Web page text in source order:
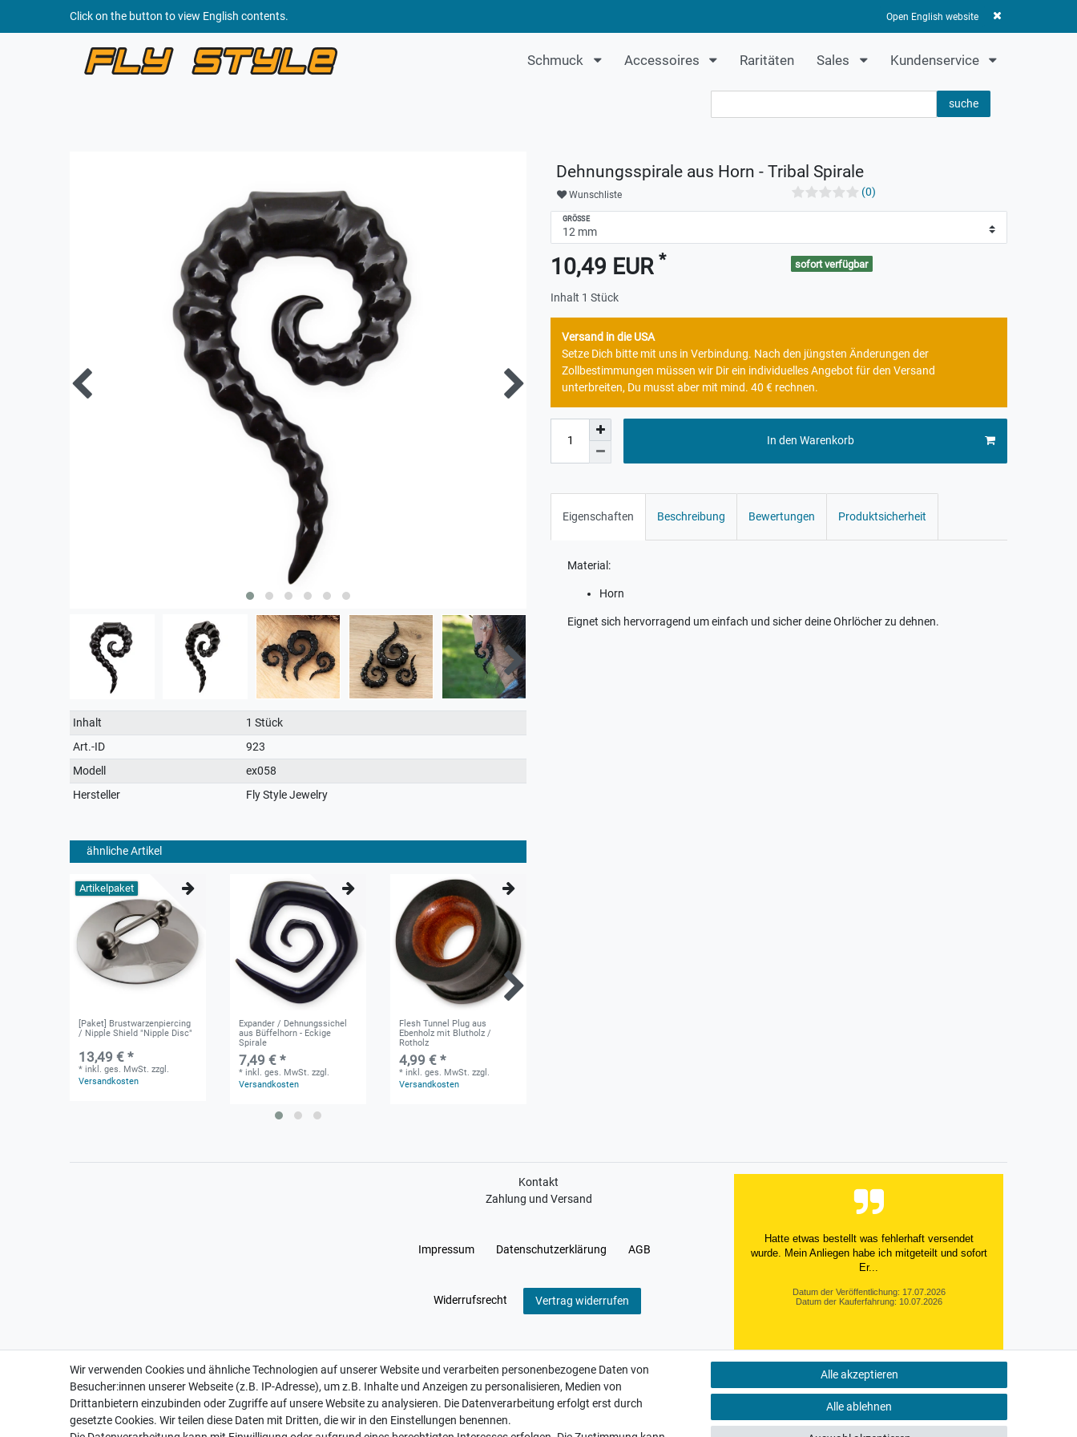
0 0,00 EUR
Click on the button to view English contents. Open English website
Schmuck Accessoires Raritäten Sales Kundenservice
suche
Technisches
Merkmal
Wert
Inhalt
1 Stück
Art.-ID
923
Modell
ex058
Hersteller
Fly Style Jewelry
ähnliche Artikel
Artikelpaket
[Paket] Brustwarzenpiercing
/ Nipple Shield "Nipple Disc"
13,49 € *
* inkl. ges. MwSt. zzgl.
Versandkosten
Expander / Dehnungssichel
aus Büffelhorn - Eckige
Spirale
7,49 € *
* inkl. ges. MwSt. zzgl.
Versandkosten
Flesh Tunnel Plug aus
Ebenholz mit Blutholz /
Rotholz
4,99 € *
* inkl. ges. MwSt. zzgl.
Versandkosten
Dehnungsspirale aus Horn - Tribal Spirale
Wunschliste (0)
GRÖSSE
10,49 EUR *
Inhalt 1 Stück
sofort verfügbar
Versand in die USA
Setze Dich bitte mit uns in Verbindung. Nach den jüngsten Änderungen der
Zollbestimmungen müssen wir Dir ein individuelles Angebot für den Versand
unterbreiten, Du musst aber mit mind. 40 € rechnen.
In den Warenkorb
Eigenschaften Beschreibung Bewertungen Produktsicherheit
Material:
Horn
Eignet sich hervorragend um einfach und sicher deine Ohrlöcher zu dehnen.
Kontakt
Zahlung und Versand
Impressum Daten­schutz­erklärung AGB
Widerrufs­recht Vertrag widerrufen
Hatte etwas bestellt was fehlerhaft versendet
wurde. Mein Anliegen habe ich mitgeteilt und sofort
Er...
Datum der Veröffentlichung: 17.07.2026
Datum der Kauferfahrung: 10.07.2026
495 Bewertungen
Wir verwenden Cookies und ähnliche Technologien auf unserer Website und verarbeiten personenbezogene Daten von
Besucher:innen unserer Webseite (z.B. IP-Adresse), um z.B. Inhalte und Anzeigen zu personalisieren, Medien von
Drittanbietern einzubinden oder Zugriffe auf unsere Website zu analysieren. Die Datenverarbeitung erfolgt erst durch
gesetzte Cookies. Wir teilen diese Daten mit Dritten, die wir in den Einstellungen benennen.
Alle akzeptieren
Alle ablehnen